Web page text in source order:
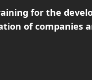
for the
of companies